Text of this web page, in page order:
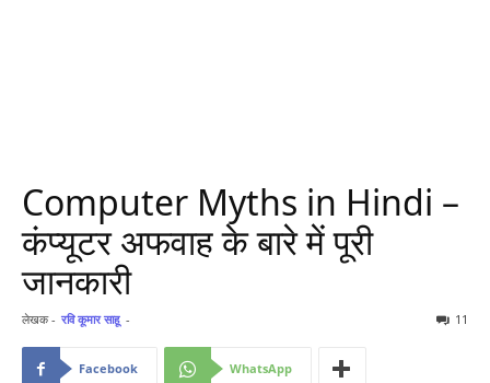
Computer Myths in Hindi –
कंप्यूटर अफवाह के बारे में पूरी
जानकारी
लेखक - रवि कूमार साहू - 11
Facebook WhatsApp